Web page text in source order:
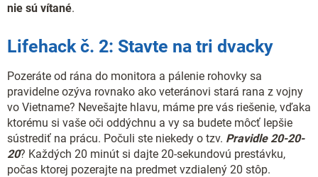
nie sú vítané.
Lifehack č. 2: Stavte na tri dvacky
Pozeráte od rána do monitora a pálenie rohovky sa
pravidelne ozýva rovnako ako veteránovi stará rana z vojny
vo Vietname? Nevešajte hlavu, máme pre vás riešenie, vďaka
ktorému si vaše oči oddýchnu a vy sa budete môcť lepšie
sústrediť na prácu. Počuli ste niekedy o tzv. Pravidle 20-20-
20? Každých 20 minút si dajte 20-sekundovú prestávku,
počas ktorej pozerajte na predmet vzdialený 20 stôp.